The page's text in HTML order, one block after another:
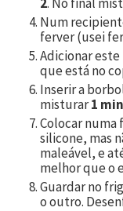
Num
ferver (usei
Adicionar
que está no
Inserir a
misturar1
Colocar numa
silicone, mas
maleável, e
melhor que o
Guardar no
o outro.